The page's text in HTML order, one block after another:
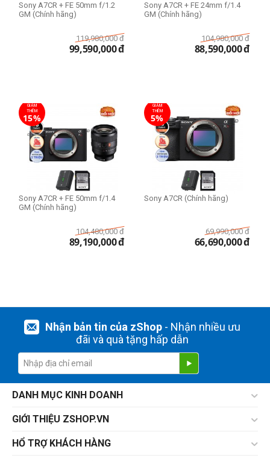
Sony A7CR + FE 50mm f/1.2
GM (Chính hãng)
119,980,000 đ
99,590,000đ
Sony A7CR + FE 24mm f/1.4
GM (Chính hãng)
104,980,000 đ
88,590,000đ
GIẢM
THÊM
15%
Sony A7CR + FE 50mm f/1.4
GM (Chính hãng)
104,480,000 đ
89,190,000đ
GIẢM
THÊM
5%
Sony A7CR (Chính hãng)
69,990,000 đ
66,690,000đ
Nhận bản tin của zShop- Nhận nhiều ưu
đãi và quà tặng hấp dẫn
DANH MỤC KINH DOANH
GIỚI THIỆU ZSHOP.VN
HỔ TRỢ KHÁCH HÀNG